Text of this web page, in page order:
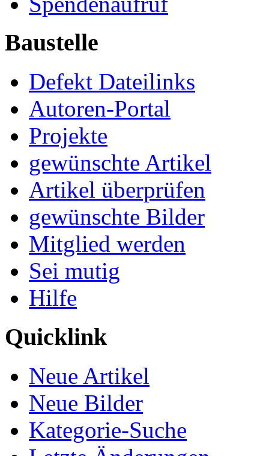
Baustelle
Defekt Dateilinks
Autoren-Portal
Projekte
gewünschte Artikel
Artikel überprüfen
gewünschte Bilder
Mitglied werden
Sei mutig
Hilfe
Quicklink
Neue Artikel
Neue Bilder
Kategorie-Suche